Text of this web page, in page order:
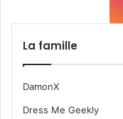
La famille
DamonX
Dress Me Geekly